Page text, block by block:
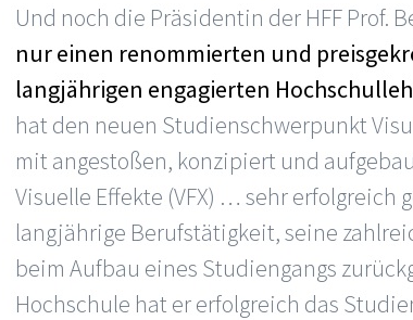
Und noch die Präsidentin der HFF Prof.
nur einen renommierten und
langjährigen engagierten
hat den neuen Studienschwerpunkt
mit angestoßen, konzipiert und
Visuelle Effekte (VFX) … sehr erfolgreich
langjährige Berufstätigkeit, seine
beim Aufbau eines Studiengangs
Hochschule hat er erfolgreich das